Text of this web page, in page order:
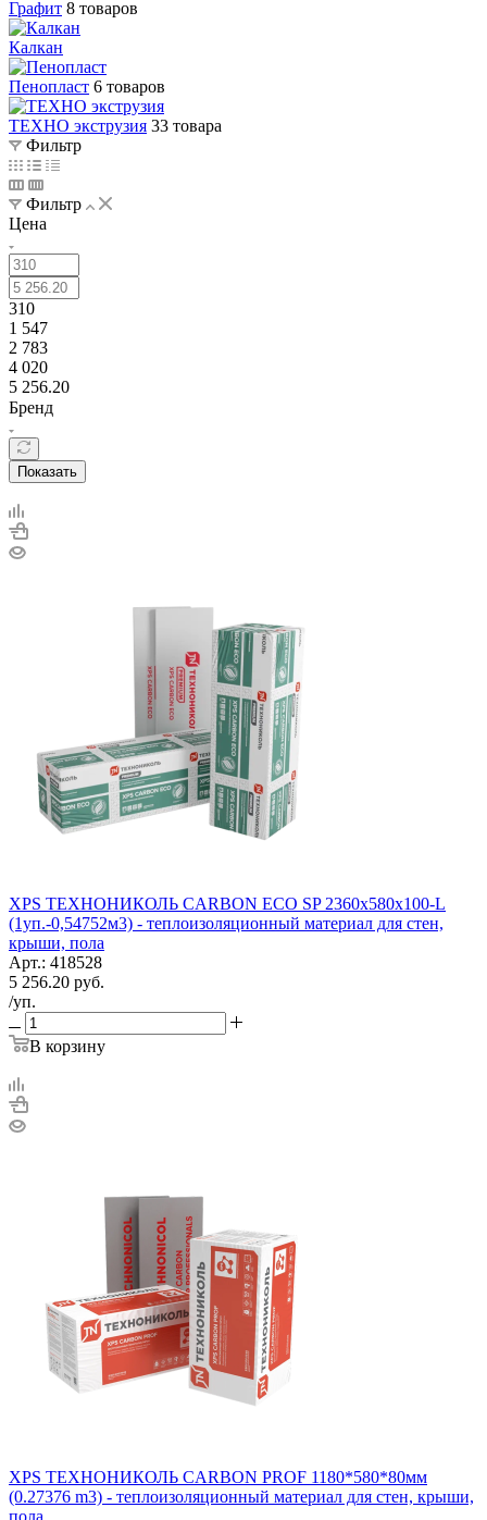
Графит 8 товаров
Калкан
Пенопласт 6 товаров
ТЕХНО экструзия 33 товара
Фильтр
Фильтр
Цена
310
1 547
2 783
4 020
5 256.20
Бренд
Показать
XPS ТЕХНОНИКОЛЬ CARBON ECO SP 2360х580х100-L
(1уп.-0,54752м3) - теплоизоляционный материал для стен,
крыши, пола
Арт.: 418528
5 256.20 руб.
/уп.
В корзину
XPS ТЕХНОНИКОЛЬ CARBON PROF 1180*580*80мм
(0.27376 m3) - теплоизоляционный материал для стен, крыши,
пола